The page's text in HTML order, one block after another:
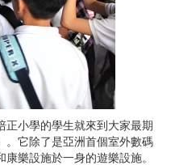
小學的學生就來到大家最期
。它除了是亞洲首個室外數碼
樂設施於一身的遊樂設施。